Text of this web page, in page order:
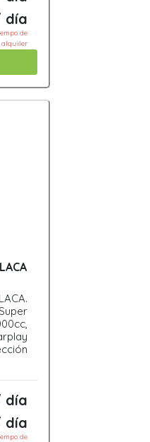
día
de
alquiler
día
día
de